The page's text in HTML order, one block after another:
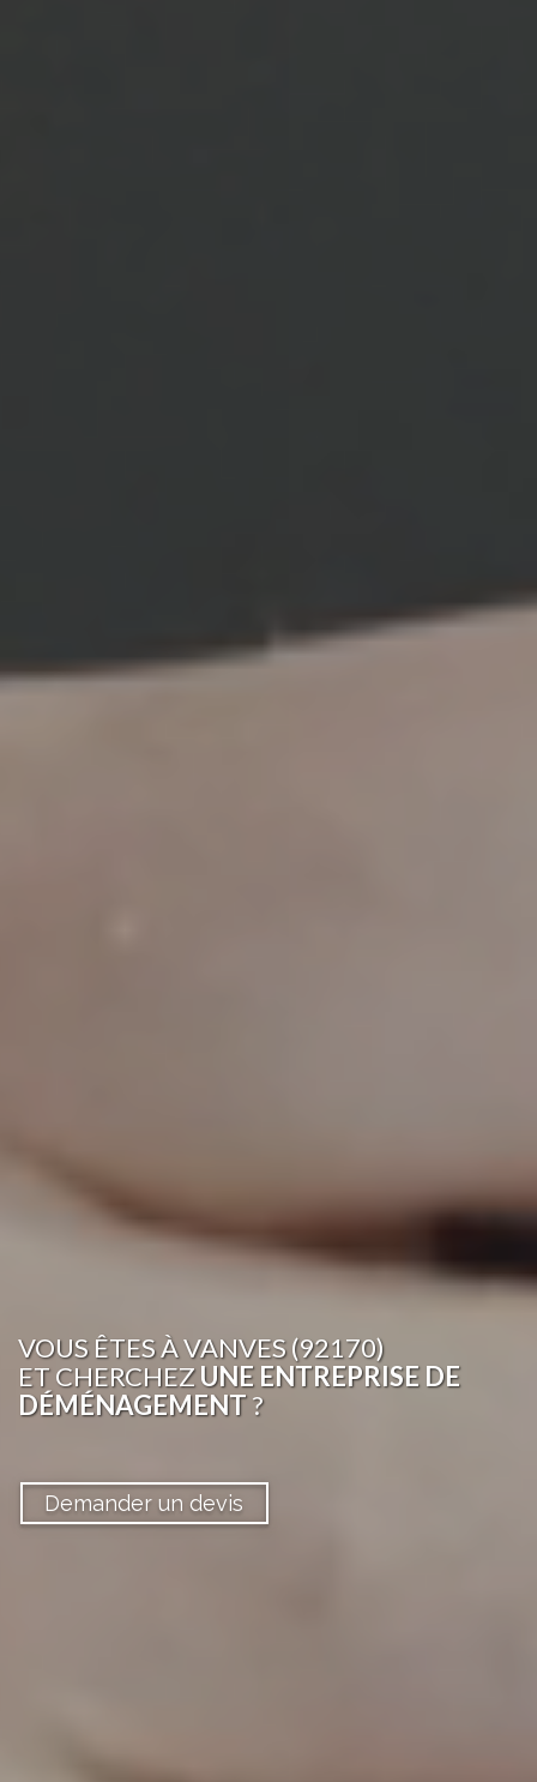
VOUS ÊTESÀ VANVES (92170)
ET CHERCHEZUNE ENTREPRISE DE
DÉMÉNAGEMENT?
Demander un devis